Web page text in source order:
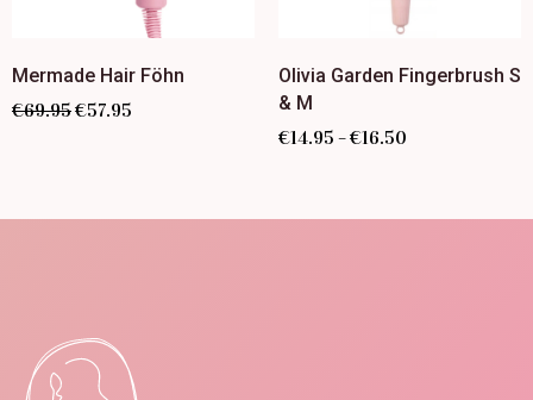
Mermade Hair Föhn
€69.95€57.95
Olivia Garden Fingerbrush S
& M
€14.95 –€16.50